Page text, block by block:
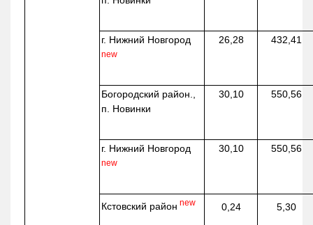
г. Нижний Новгород
new
26,28 432,41
Богородский район.,
п. Новинки
30,10 550,56
г. Нижний Новгород
new
30,10 550,56
Кстовский район new 0,24 5,30